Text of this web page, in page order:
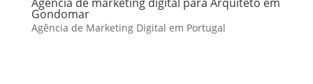
Gondomar
Agência de Marketing Digital em Portugal